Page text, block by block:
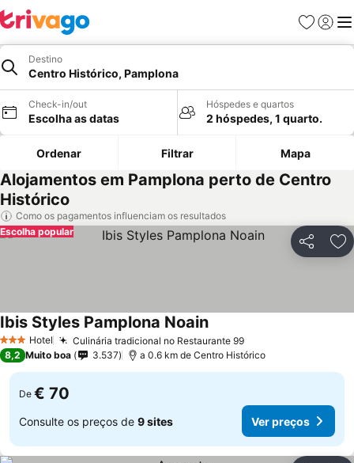
Favoritos
Iniciar
Destino
Centro Histórico, Pamplona
Check-in/out
Escolha as datas
Hóspedes e quartos
2 hóspedes, 1 quarto.
Ordenar Filtrar Mapa
Alojamentos em Pamplona perto de Centro
Histórico
Como os pagamentos influenciam os resultados
Partilhar
Escolha popular
3 EstrelasHotel Culinária tradicional no Restaurante 99
Ibis Styles Pamplona Noain
8,2 Muito boa 3.537 a 0.6 km de Centro Histórico
De € 70
Consulte os preços de 9 sites Ver preços